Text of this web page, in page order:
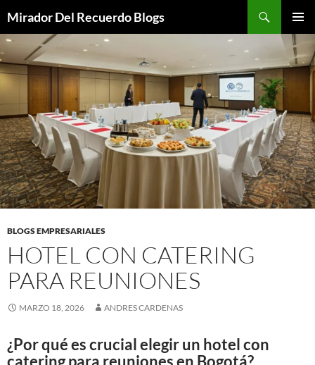
contenido
Mirador Del Recuerdo Blogs
MENÚ
BLOGS EMPRESARIALES
HOTEL CON CATERING
PARA REUNIONES
MARZO 18, 2026 ANDRES CARDENAS
¿Por qué es crucial elegir un hotel con
catering para reuniones en Bogotá?